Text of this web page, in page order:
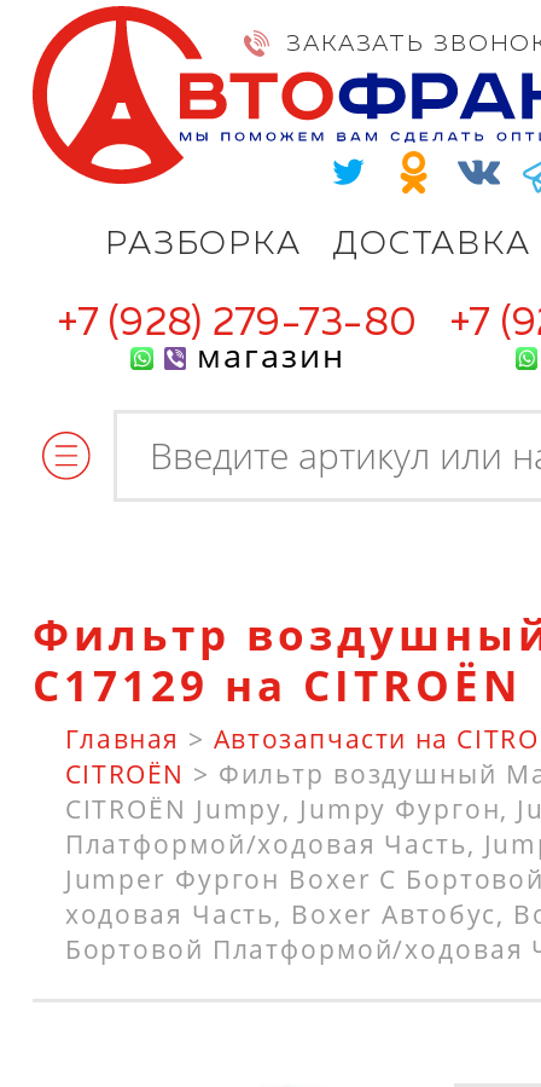
РАЗБОРКА ДОСТАВКА
ЗАКАЗАТЬ
+7 (928) 279-73-80
магазин
+7
Фильтр
C17129 на CITROËN
Главная > Автозапчасти на
CITROËN > Фильтр воздушный
CITROËN Jumpy, Jumpy Фургон,
Платформой/ходовая Часть,
Jumper Фургон Boxer C
ходовая Часть, Boxer Автобус,
Бортовой Платформой/ходовая